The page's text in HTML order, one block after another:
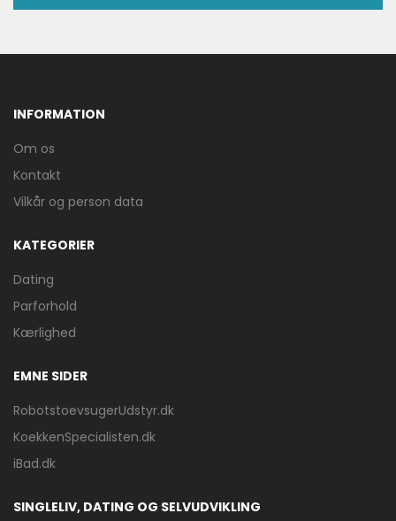
INFORMATION
Om os
Kontakt
Vilkår og person data
KATEGORIER
Dating
Parforhold
Kærlighed
EMNE SIDER
RobotstoevsugerUdstyr.dk
KoekkenSpecialisten.dk
iBad.dk
SINGLELIV, DATING OG SELVUDVIKLING